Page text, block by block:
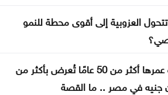
أسوأ منا
.. فيديو مؤثر لأم تتسلم شهادة
العزوبية إلى أقوى محطة للنمو
سيارة عمرها أكثر من 50 عامًا تُعرض بأكثر من
جنيه في مصر .. ما القصة